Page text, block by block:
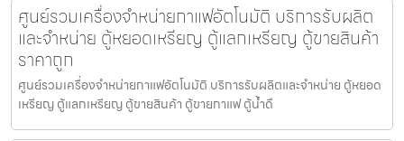
ศูนย์รวมเครื่องจำหน่ายกาแฟ​อัตโนมัติ บริการรับผลิต
และจำหน่าย ตู้หยอดเหรียญ ตู้แลกเหรียญ ตู้ขายสินค้า
ราคาถูก
ศูนย์รวมเครื่องจำหน่ายกาแฟ​อัตโนมัติ บริการรับผลิตและจำหน่าย ตู้หยอด
เหรียญ ตู้แลกเหรียญ ตู้ขายสินค้า ตู้ขายกาแฟ ตู้น้ำดื